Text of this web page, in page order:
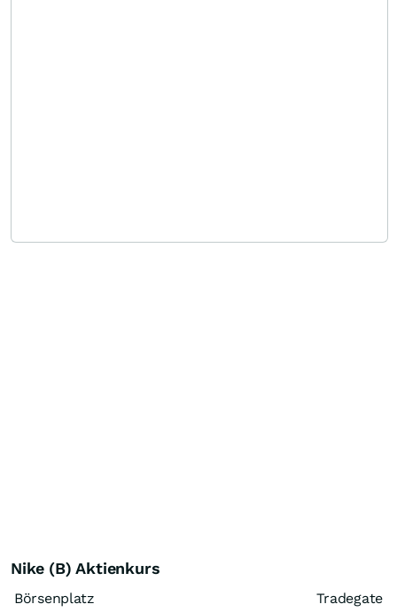
Nike (B) Aktienkurs
Börsenplatz
Tradegate